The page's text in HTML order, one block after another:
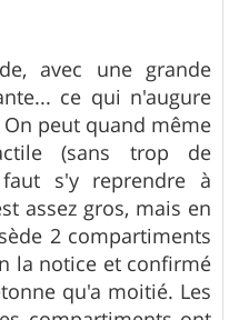
avec une grande
ce qui n'augure
peut quand même
(sans trop de
s'y reprendre à
assez gros, mais en
2 compartiments
la notice et confirmé
qu'a moitié. Les